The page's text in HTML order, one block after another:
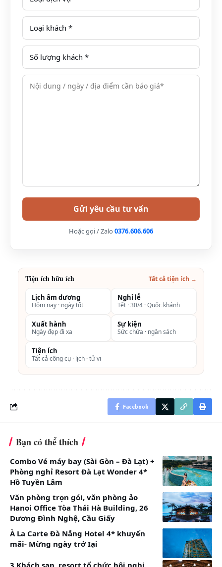
Novotel Thái Hànằm ngay ngã tư, tọa lại tại địa chỉ
số 2 phố Thái Hà, quận Đống Đa, Hà Nội, trong khu
thương mại mới của quận Cầu giấy – Hà Nội.
Cách Sân bay Nội Bài khoảng 30km
Khách sạn Novotel Hà Nội Thái Hà có những hạng
phòng nào?
Deluxe Studio 1 khách
Diện tích: 48 m2
Giường: 1 giường đôi
Deluxe Studio 2 khách
Diện tích: 48 m2
Phương Hướng: Thành phố
Giường: 1 giường đôi hoặc 2 giường đơn
Hoặc gọi / Zalo 0376.606.606
Tiện ích hữu ích Tất cả tiện ích →
Lịch âm dương
Hôm nay · ngày tốt
Nghỉ lễ
Tết · 30/4 · Quốc khánh
Xuất hành
Ngày đẹp đi xa
Sự kiện
Sức chứa · ngân sách
Tiện ích
Tất cả công cụ · lịch · tử vi
Facebook
Bạn có thể thích
Combo Vé máy bay (Sài Gòn – Đà Lạt) +
Phòng nghỉ Resort Đà Lạt Wonder 4*
Hồ Tuyền Lâm
Văn phòng trọn gói, văn phòng ảo
Hanoi Office Tòa Thái Hà Building, 26
Dương Đình Nghệ, Cầu Giấy
À La Carte Đà Nẵng Hotel 4* khuyến
mãi- Mừng ngày trở Iại
3 Khách sạn, resort tổ chức hội nghị,